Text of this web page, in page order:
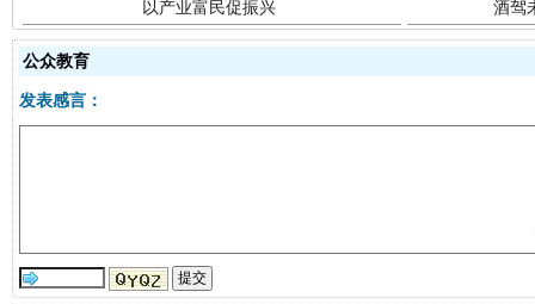
公众教育
发表感言：